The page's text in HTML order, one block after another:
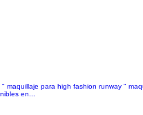
para high fashion runway "
en...